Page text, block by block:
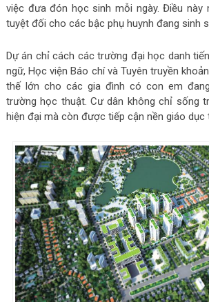
việc đưa đón học sinh mỗi ngày. Điều này
tuyệt đối cho các bậc phụ huynh đang sinh
Dự án chỉ cách các trường đại học danh
ngữ, Học viện Báo chí và Tuyên truyền
thế lớn cho các gia đình có con em
trường học thuật. Cư dân không chỉ sống
hiện đại mà còn được tiếp cận nền giáo dục